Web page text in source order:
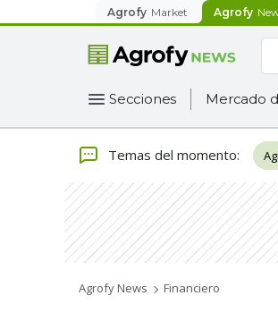
Agrofy Market Agrofy
Secciones Mercado
Temas del momento:
Agrofy News Financiero